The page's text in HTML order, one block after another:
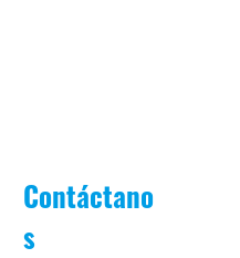
Contáctano
s